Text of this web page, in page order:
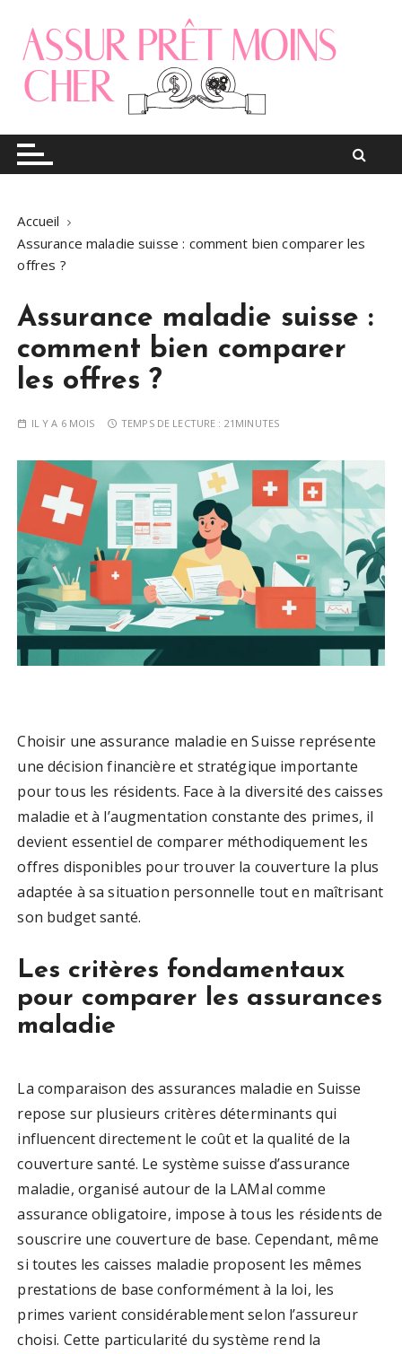
Assur pret moins cher
Le blog finance
Accueil
Assurance maladie suisse : comment bien comparer les
offres ?
Assurance maladie suisse :
comment bien comparer
les offres ?
IL Y A 6 MOIS TEMPS DE LECTURE : 21MINUTES
Choisir une assurance maladie en Suisse représente
une décision financière et stratégique importante
pour tous les résidents. Face à la diversité des caisses
maladie et à l’augmentation constante des primes, il
devient essentiel de comparer méthodiquement les
offres disponibles pour trouver la couverture la plus
adaptée à sa situation personnelle tout en maîtrisant
son budget santé.
Les critères fondamentaux
pour comparer les assurances
maladie
La comparaison des assurances maladie en Suisse
repose sur plusieurs critères déterminants qui
influencent directement le coût et la qualité de la
couverture santé. Le système suisse d’assurance
maladie, organisé autour de la LAMal comme
assurance obligatoire, impose à tous les résidents de
souscrire une couverture de base. Cependant, même
si toutes les caisses maladie proposent les mêmes
prestations de base conformément à la loi, les
primes varient considérablement selon l’assureur
choisi. Cette particularité du système rend la